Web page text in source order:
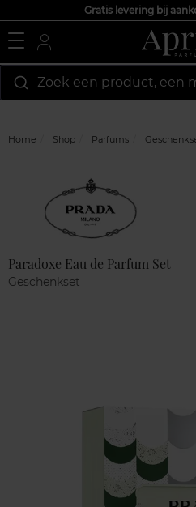
Gratis levering bij
Zoek een product, een
Home Shop Parfums
Paradoxe Eau de Parfum Set
Geschenkset